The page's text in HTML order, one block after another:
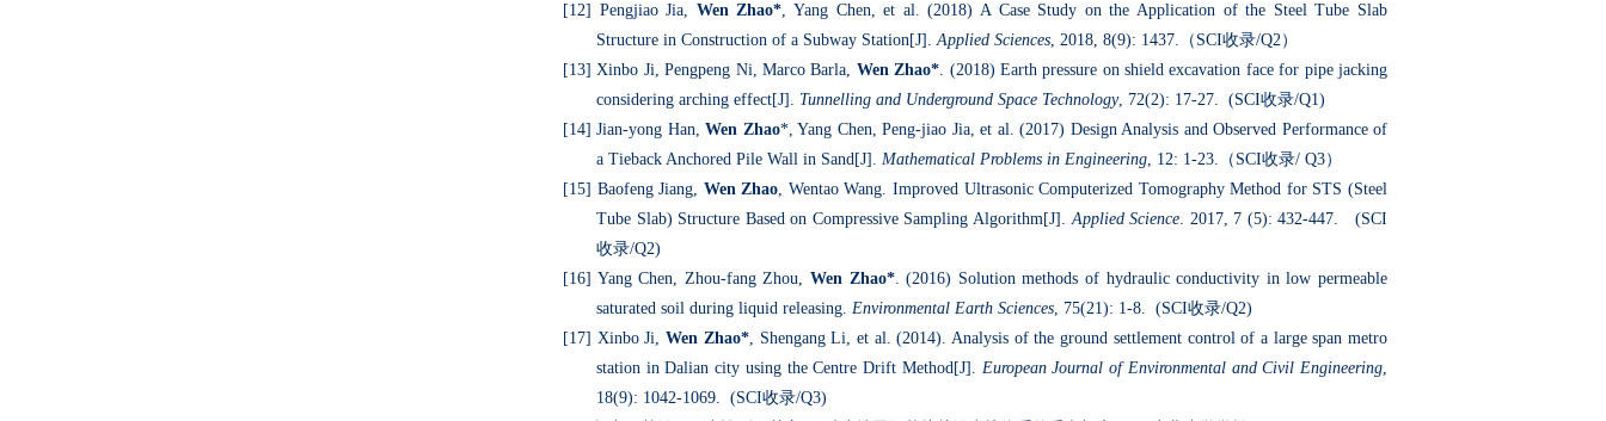
[12] Pengjiao Jia, Wen Zhao*, Yang Chen, et al. (2018) A Case Study on the Application of the Steel Tube Slab
Structure in Construction of a Subway Station[J].Applied Sciences, 2018, 8(9): 1437. （ SCI收录/Q2）
[13] Xinbo Ji, Pengpeng Ni, Marco Barla, Wen Zhao*. (2018) Earth pressure on shield excavation face for pipe jacking
considering arching effect[J]. Tunnelling and Underground Space Technology, 72(2): 17-27. (SCI收录/Q1)
[14] Jian-yong Han,Wen Zhao*, Yang Chen, Peng-jiao Jia, et al. (2017) Design Analysis and Observed Performance of
a Tieback Anchored Pile Wall in Sand[J]. Mathematical Problems in Engineering, 12: 1-23. （ SCI收录/ Q3）
[15] Baofeng Jiang, Wen Zhao, Wentao Wang. Improved Ultrasonic Computerized Tomography Method for STS (Steel
Tube Slab) Structure Based on Compressive Sampling Algorithm[J].Applied Science. 2017, 7 (5): 432-447. (SCI
收录/Q2)
[16] Yang Chen, Zhou-fang Zhou, Wen Zhao*. (2016) Solution methods of hydraulic conductivity in low permeable
saturated soil during liquid releasing. Environmental Earth Sciences, 75(21): 1-8. (SCI收录/Q2)
[17] Xinbo Ji,Wen Zhao*, Shengang Li, et al. (2014). Analysis of the ground settlement control of a large span metro
station in Dalian city using the Centre Drift Method[J]. European Journal of Environmental and Civil Engineering,
18(9): 1042-1069. (SCI收录/Q3)